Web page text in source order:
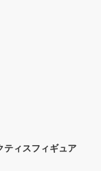
ティスフィギュア